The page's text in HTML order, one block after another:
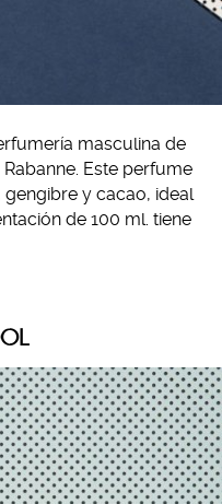
masculina de
Este perfume
y cacao, ideal
de 100 ml. tiene